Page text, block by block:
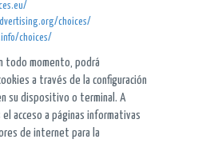
choices/
choices/
todo momento, podrá
a través de la configuración
su dispositivo o terminal. A
acceso a páginas informativas
de internet para la